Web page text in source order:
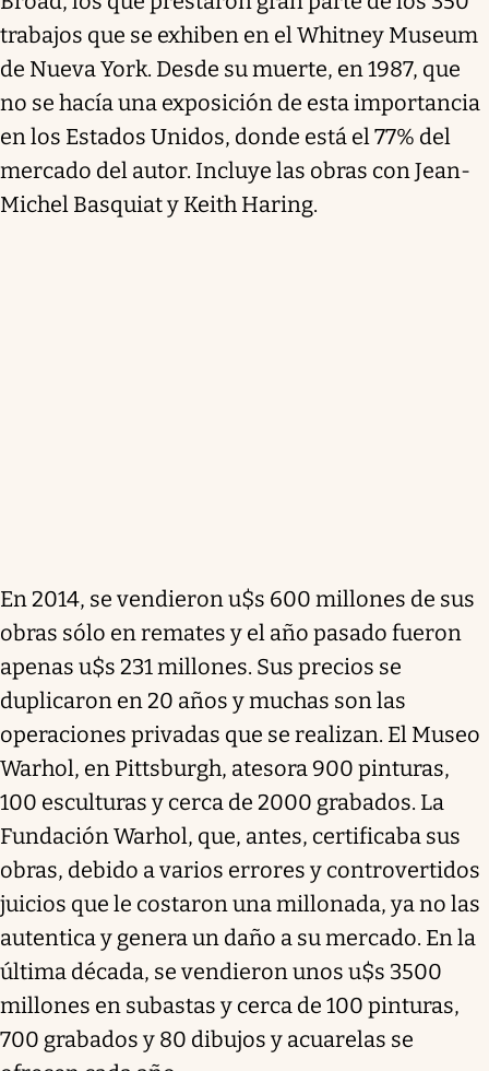
trabajos que se exhiben en el Whitney Museum
de Nueva York. Desde su muerte, en 1987, que
no se hacía una exposición de esta importancia
en los Estados Unidos, donde está el 77% del
mercado del autor. Incluye las obras con Jean-
Michel Basquiat y Keith Haring.
En 2014, se vendieron u$s 600 millones de sus
obras sólo en remates y el año pasado fueron
apenas u$s 231 millones. Sus precios se
duplicaron en 20 años y muchas son las
operaciones privadas que se realizan. El Museo
Warhol, en Pittsburgh, atesora 900 pinturas,
100 esculturas y cerca de 2000 grabados. La
Fundación Warhol, que, antes, certificaba sus
obras, debido a varios errores y controvertidos
juicios que le costaron una millonada, ya no las
autentica y genera un daño a su mercado. En la
última década, se vendieron unos u$s 3500
millones en subastas y cerca de 100 pinturas,
700 grabados y 80 dibujos y acuarelas se